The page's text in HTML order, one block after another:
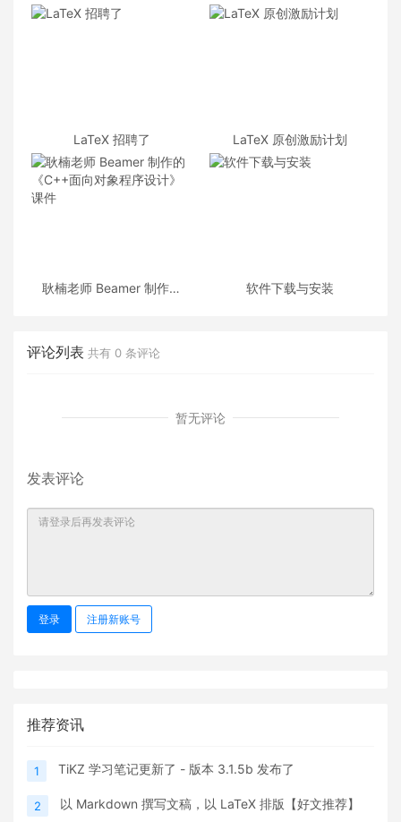
LaTeX 招聘了 LaTeX 原创激励计划
耿楠老师 Beamer 制作的
软件下载与安装
评论列表 共有 0 条评论
暂无评论
发表评论
登录 注册新账号
推荐资讯
1 TiKZ 学习笔记更新了 - 版本 3.1.5b 发布了
2 以 Markdown 撰写文稿，以 LaTeX 排版【好文推荐】